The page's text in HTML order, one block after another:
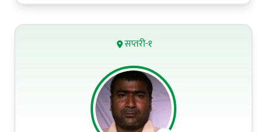
सप्तरी-१